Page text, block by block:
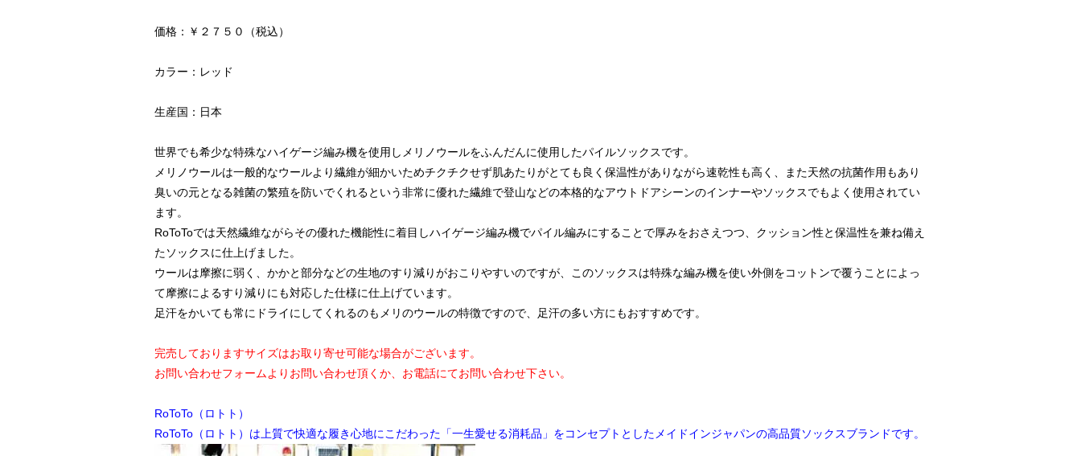
価格：￥２７５０（税込）
カラー：レッド
生産国：日本
世界でも希少な特殊なハイゲージ編み機を使用しメリノウールをふんだんに使用したパイルソックスです。
メリノウールは一般的なウールより繊維が細かいためチクチクせず肌あたりがとても良く保温性がありながら速乾性も高く、また天然の抗菌作用もあり
臭いの元となる雑菌の繁殖を防いでくれるという非常に優れた繊維で登山などの本格的なアウトドアシーンのインナーやソックスでもよく使用されてい
ます。
RoToToでは天然繊維ながらその優れた機能性に着目しハイゲージ編み機でパイル編みにすることで厚みをおさえつつ、クッション性と保温性を兼ね備え
たソックスに仕上げました。
ウールは摩擦に弱く、かかと部分などの生地のすり減りがおこりやすいのですが、このソックスは特殊な編み機を使い外側をコットンで覆うことによっ
て摩擦によるすり減りにも対応した仕様に仕上げています。
足汗をかいても常にドライにしてくれるのもメリのウールの特徴ですので、足汗の多い方にもおすすめです。
完売しておりますサイズはお取り寄せ可能な場合がございます。
お問い合わせフォームよりお問い合わせ頂くか、お電話にてお問い合わせ下さい。
RoToTo（ロトト）
RoToTo（ロトト）は上質で快適な履き心地にこだわった「一生愛せる消耗品」をコンセプトとしたメイドインジャパンの高品質ソックスブランドです。